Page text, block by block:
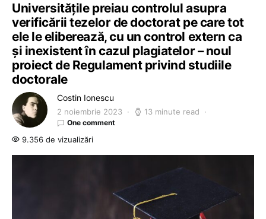
Universitățile preiau controlul asupra
verificării tezelor de doctorat pe care tot
ele le eliberează, cu un control extern ca
și inexistent în cazul plagiatelor – noul
proiect de Regulament privind studiile
doctorale
Costin Ionescu
2 noiembrie 2023 13 minute read
One comment
9.356 de vizualizări